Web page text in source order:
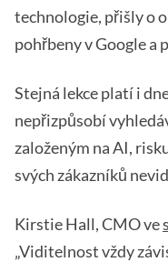
technologie, přišly o
pohřbeny v Google a
Stejná lekce platí i
nepřizpůsobí
založeným na AI,
svých zákazníků
Kirstie Hall, CMO ve
„Viditelnost vždy